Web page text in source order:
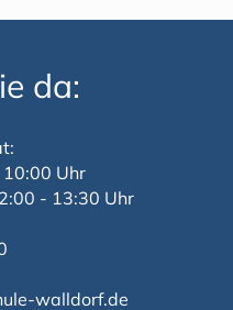
da:
Uhr
- 13:30 Uhr
walldorf.de